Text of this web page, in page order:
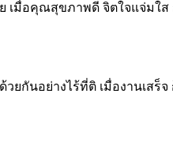
เมื่อคุณสุขภาพดี จิตใจแจ่มใ
ยกันอย่างไร้ที่ติ เมื่องานเส